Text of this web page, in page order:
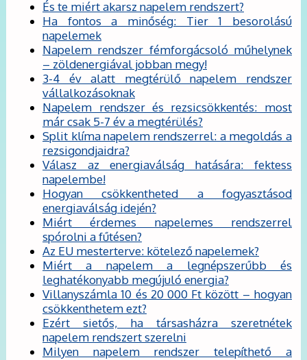
És te miért akarsz napelem rendszert?
Ha fontos a minőség: Tier 1 besorolású
napelemek
Napelem rendszer fémforgácsoló műhelynek
– zöldenergiával jobban megy!
3-4 év alatt megtérülő napelem rendszer
vállalkozásoknak
Napelem rendszer és rezsicsökkentés: most
már csak 5-7 év a megtérülés?
Split klíma napelem rendszerrel: a megoldás a
rezsigondjaidra?
Válasz az energiaválság hatására: fektess
napelembe!
Hogyan csökkentheted a fogyasztásod
energiaválság idején?
Miért érdemes napelemes rendszerrel
spórolni a fűtésen?
Az EU mesterterve: kötelező napelemek?
Miért a napelem a legnépszerűbb és
leghatékonyabb megújuló energia?
Villanyszámla 10 és 20 000 Ft között – hogyan
csökkenthetem ezt?
Ezért sietős, ha társasházra szeretnétek
napelem rendszert szerelni
Milyen napelem rendszer telepíthető a